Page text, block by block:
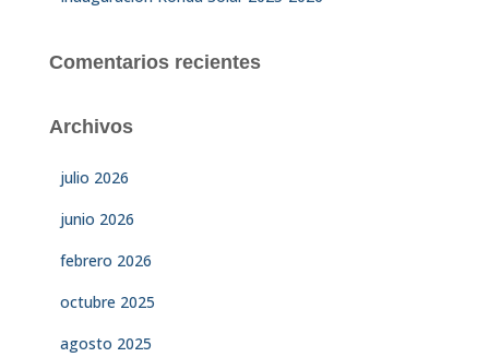
Comentarios recientes
Archivos
julio 2026
junio 2026
febrero 2026
octubre 2025
agosto 2025